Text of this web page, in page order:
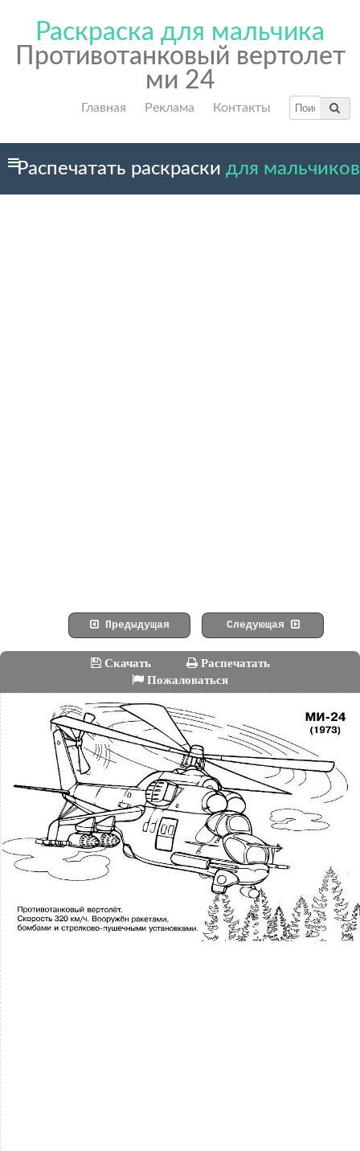
Раскраска для мальчика
Противотанковый вертолет
ми 24
Главная Реклама Контакты
Распечатать раскраски для мальчиков
Предыдущая Следующая
Скачать
Распечатать
Пожаловаться